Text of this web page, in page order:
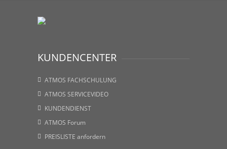
KUNDENCENTER
ATMOS FACHSCHULUNG
ATMOS SERVICEVIDEO
KUNDENDIENST
ATMOS Forum
PREISLISTE anfordern